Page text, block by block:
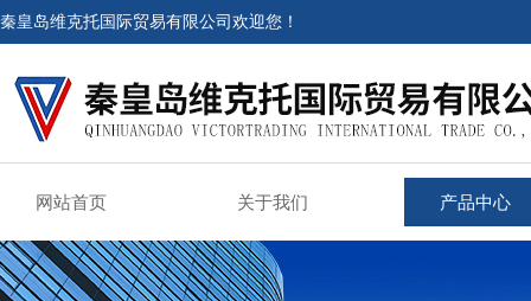
秦皇岛维克托国际贸易有限公司欢迎您！
网站首页 关于我们 产品中心